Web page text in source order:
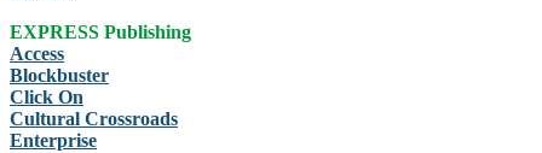
EXPRESS Publishing
Access
Blockbuster
Click On
Cultural Crossroads
Enterprise